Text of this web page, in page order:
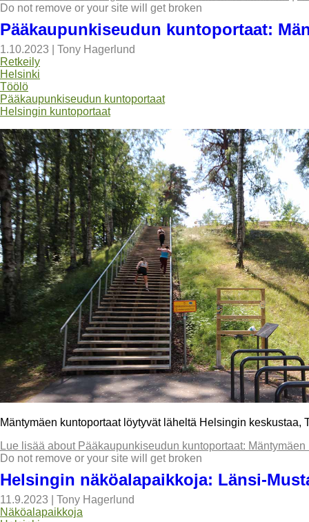
Do not remove or your site will get broken
Pääkaupunkiseudun kuntoportaat:
1.10.2023
Tony Hagerlund
Retkeily
Helsinki
Töölö
Pääkaupunkiseudun kuntoportaat
Helsingin kuntoportaat
Mäntymäen kuntoportaat löytyvät läheltä Helsingin
Lue lisää about Pääkaupunkiseudun kuntoportaat:
Do not remove or your site will get broken
Helsingin näköalapaikkoja: Länsi-
11.9.2023
Tony Hagerlund
Näköalapaikkoja